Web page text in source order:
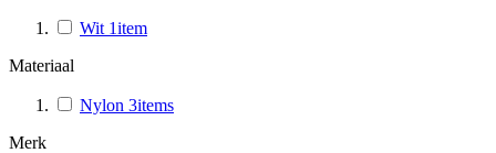
Wit 1item
Materiaal
Nylon 3items
Merk